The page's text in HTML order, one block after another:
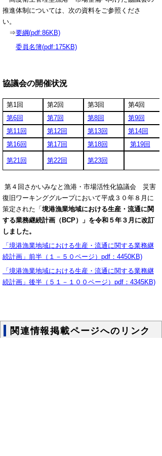
推進体制については、次の資料をご参照くださ
い。
⇒要綱(pdf:86KB)
委員名簿(pdf:175KB)
協議会の開催状況
第1回 第2回 第3回
第4回
第6回
第7回 第8回
第9回
第11回
第12回 第13回
第14回
第16回
第17回 第18回 第19回
第21回 第22回 第23回
第４回さかいみなと漁港・市場活性化協議会 災害
復旧ワーキンググループにおいて平成３０年８月に
策定された「 境港漁業地域における生産・流通に関
する業務継続計画（BCP）」を令和５年３月に改訂
しました。
「境港漁業地域における生産・流通に関する業務継
続計画」前半（１－５０ページ）pdf：4450KB)
「境港漁業地域における生産・流通に関する業務継
続計画」後半（５１－１００ページ）pdf：4345KB)
関連情報掲載ページへのリンク